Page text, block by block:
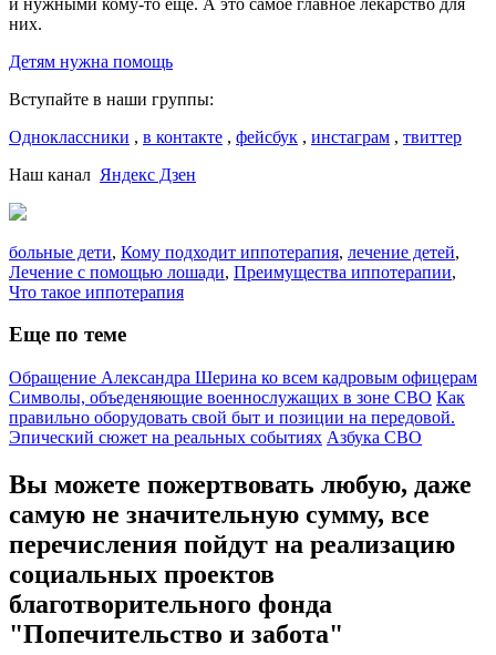
них.
Детям нужна помощь
Вступайте в наши группы:
Одноклассники , в контакте , фейсбук , инстаграм , твиттер
Наш канал Яндекс Дзен
больные дети, Кому подходит иппотерапия, лечение детей,
Лечение с помощью лошади, Преимущества иппотерапии,
Что такое иппотерапия
Еще по теме
Обращение Александра Шерина ко всем кадровым офицерам
Символы, объеденяющие военнослужащих в зоне СВО Как
правильно оборудовать свой быт и позиции на передовой.
Эпический сюжет на реальных событиях Азбука СВО
Вы можете пожертвовать любую, даже
самую не значительную сумму, все
перечисления пойдут на реализацию
социальных проектов
благотворительного фонда
"Попечительство и забота"